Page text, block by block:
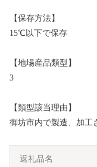
【保存方法】
15℃以下で保存
【地場産品類型】
3
【類型該当理由】
御坊市内で製造、加工
返礼品名